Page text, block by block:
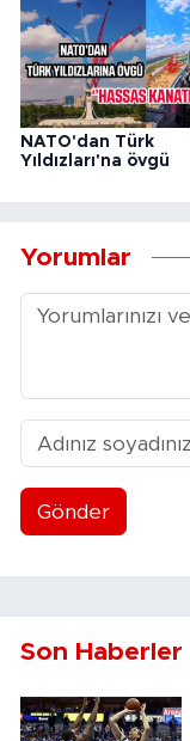
NATO'dan Türk
Yıldızları'na övgü
Yorumlar
Gönder
Son Haberler